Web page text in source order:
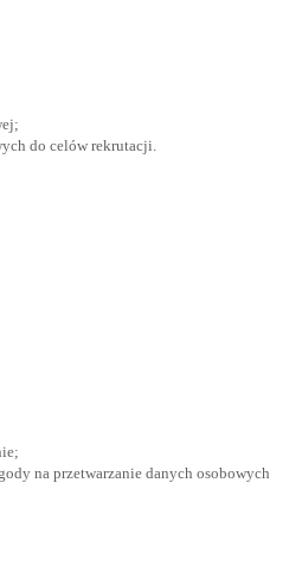
do celów rekrutacji.
na przetwarzanie danych osobowych